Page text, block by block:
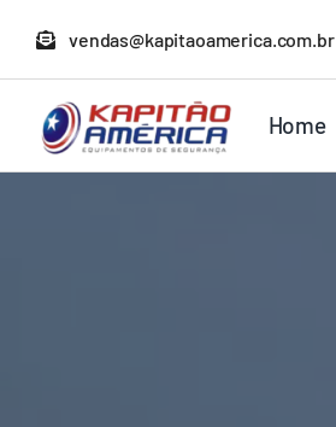
para
conteúdo
vendas@kapitaoamerica.com.br
Home